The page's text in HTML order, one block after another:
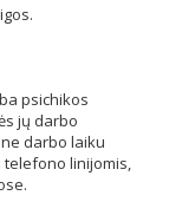
psichikos
jų darbo
darbo laiku
telefono linijomis,